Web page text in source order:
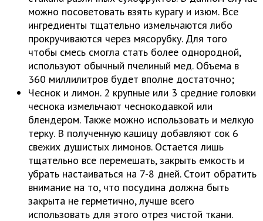
можно посоветовать взять курагу и изюм. Все
ингредиенты тщательно измельчаются либо
прокручиваются через мясорубку. Для того
чтобы смесь смогла стать более однородной,
используют обычный пчелиный мед. Объема в
360 миллилитров будет вполне достаточно;
Чеснок и лимон. 2 крупные или 3 средние головки
чеснока измельчают чеснокодавкой или
блендером. Также можно использовать и мелкую
терку. В полученную кашицу добавляют сок 6
свежих душистых лимонов. Остается лишь
тщательно все перемешать, закрыть емкость и
убрать настаиваться на 7-8 дней. Стоит обратить
внимание на то, что посудина должна быть
закрыта не герметично, лучше всего
использовать для этого отрез чистой ткани.